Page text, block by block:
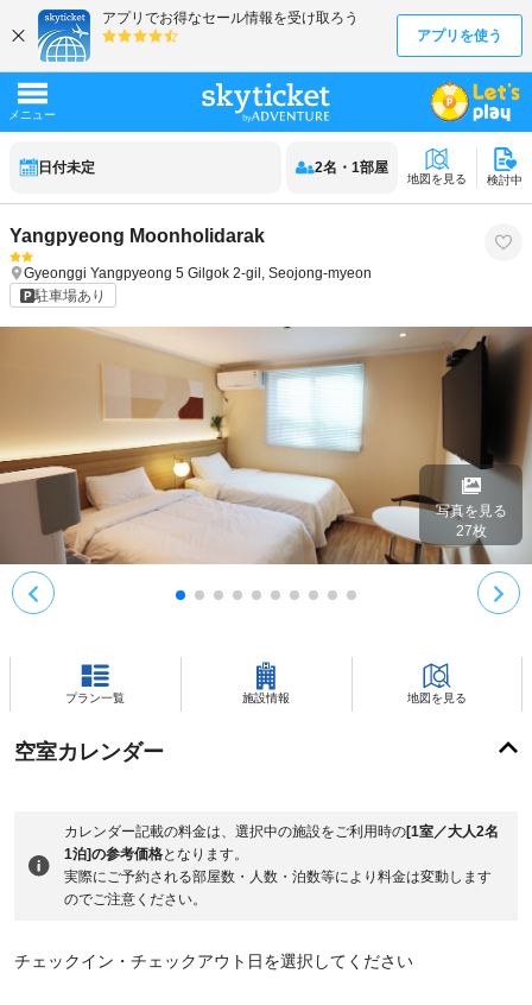
日付未定 2名 ・ 1部屋
地図を見る 検討中
Yangpyeong Moonholidarak
Gyeonggi Yangpyeong 5 Gilgok 2-gil, Seojong-myeon
駐車場あり
写真を見る
27枚
プラン一覧 施設情報 地図を見る
空室カレンダー
カレンダー記載の料金は、選択中の施設をご利用時の[1室／大人2名
1泊]の参考価格となります。
実際にご予約される部屋数・人数・泊数等により料金は変動します
のでご注意ください。
チェックイン・チェックアウト日を選択してください